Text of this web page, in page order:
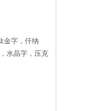
金字，仟纳
水晶字，压克